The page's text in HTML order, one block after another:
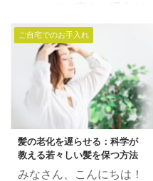
皮から浮かすようにギリ
ギリで塗布」という技術
もありますが、すぐにの
伸びた箇所が気になる方
にとっては、それもなか
なか微妙なのではないで
しょうか？ 頭皮の刺激を
無くす為に、カラー剤を
地肌 ...
「カメラ性能だけ」とい
う田中です。 5Gに対応
していないから、今
iphone買うのはバカなん
て声もきこえますが、 日
本で5Gが浸透していく
のも、どうせまだまだ先
のことでしょ。。。 とい
うことで、 iphone11で
撮ったビフォーアフター
ご自宅でのお手入れ
髪の老化を遅らせる：科学が
教える若々しい髪を保つ方法
みなさん、こんにちは！